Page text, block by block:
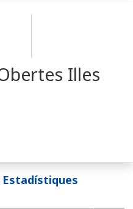
Illes
Estadístiques